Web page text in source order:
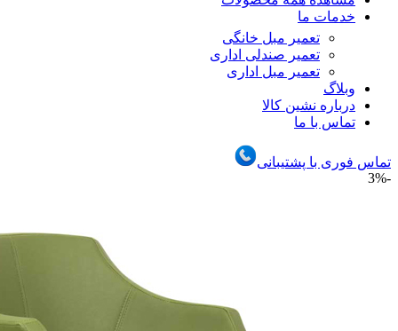
خدمات ما
تعمیر مبل خانگی
تعمیر صندلی اداری
تعمیر مبل اداری
وبلاگ
درباره نشین کالا
تماس با ما
تماس فوری با پشتیبانی
-3%